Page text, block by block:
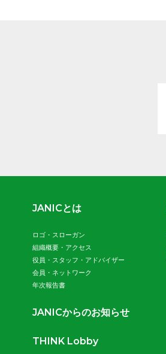
JANICとは
ロゴ・スローガン
組織概要・アクセス
役員・スタッフ・アドバイザー
会員・ネットワーク
年次報告書
JANICからのお知らせ
THINK Lobby